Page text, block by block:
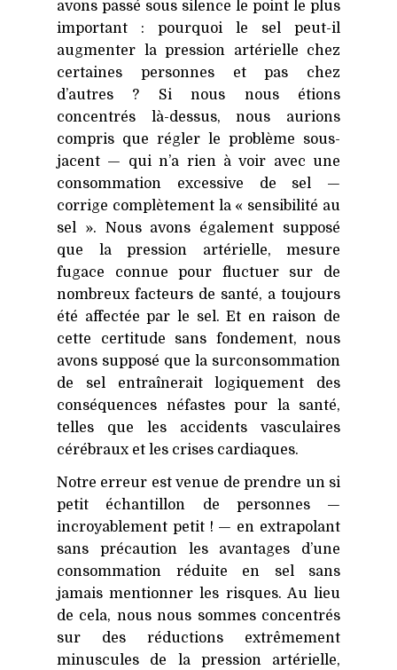
avons passé sous silence le point le plus
important : pourquoi le sel peut-il
augmenter la pression artérielle chez
certaines personnes et pas chez
d’autres ? Si nous nous étions
concentrés là-dessus, nous aurions
compris que régler le problème sous-
jacent — qui n’a rien à voir avec une
consommation excessive de sel —
corrige complètement la « sensibilité au
sel ». Nous avons également supposé
que la pression artérielle, mesure
fugace connue pour fluctuer sur de
nombreux facteurs de santé, a toujours
été affectée par le sel. Et en raison de
cette certitude sans fondement, nous
avons supposé que la surconsommation
de sel entraînerait logiquement des
conséquences néfastes pour la santé,
telles que les accidents vasculaires
cérébraux et les crises cardiaques.
Notre erreur est venue de prendre un si
petit échantillon de personnes —
incroyablement petit ! — en extrapolant
sans précaution les avantages d’une
consommation réduite en sel sans
jamais mentionner les risques. Au lieu
de cela, nous nous sommes concentrés
sur des réductions extrêmement
minuscules de la pression artérielle,